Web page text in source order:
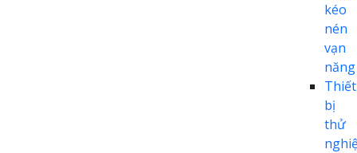
kéo
nén
vạn
năng
Thiết
bị
thử